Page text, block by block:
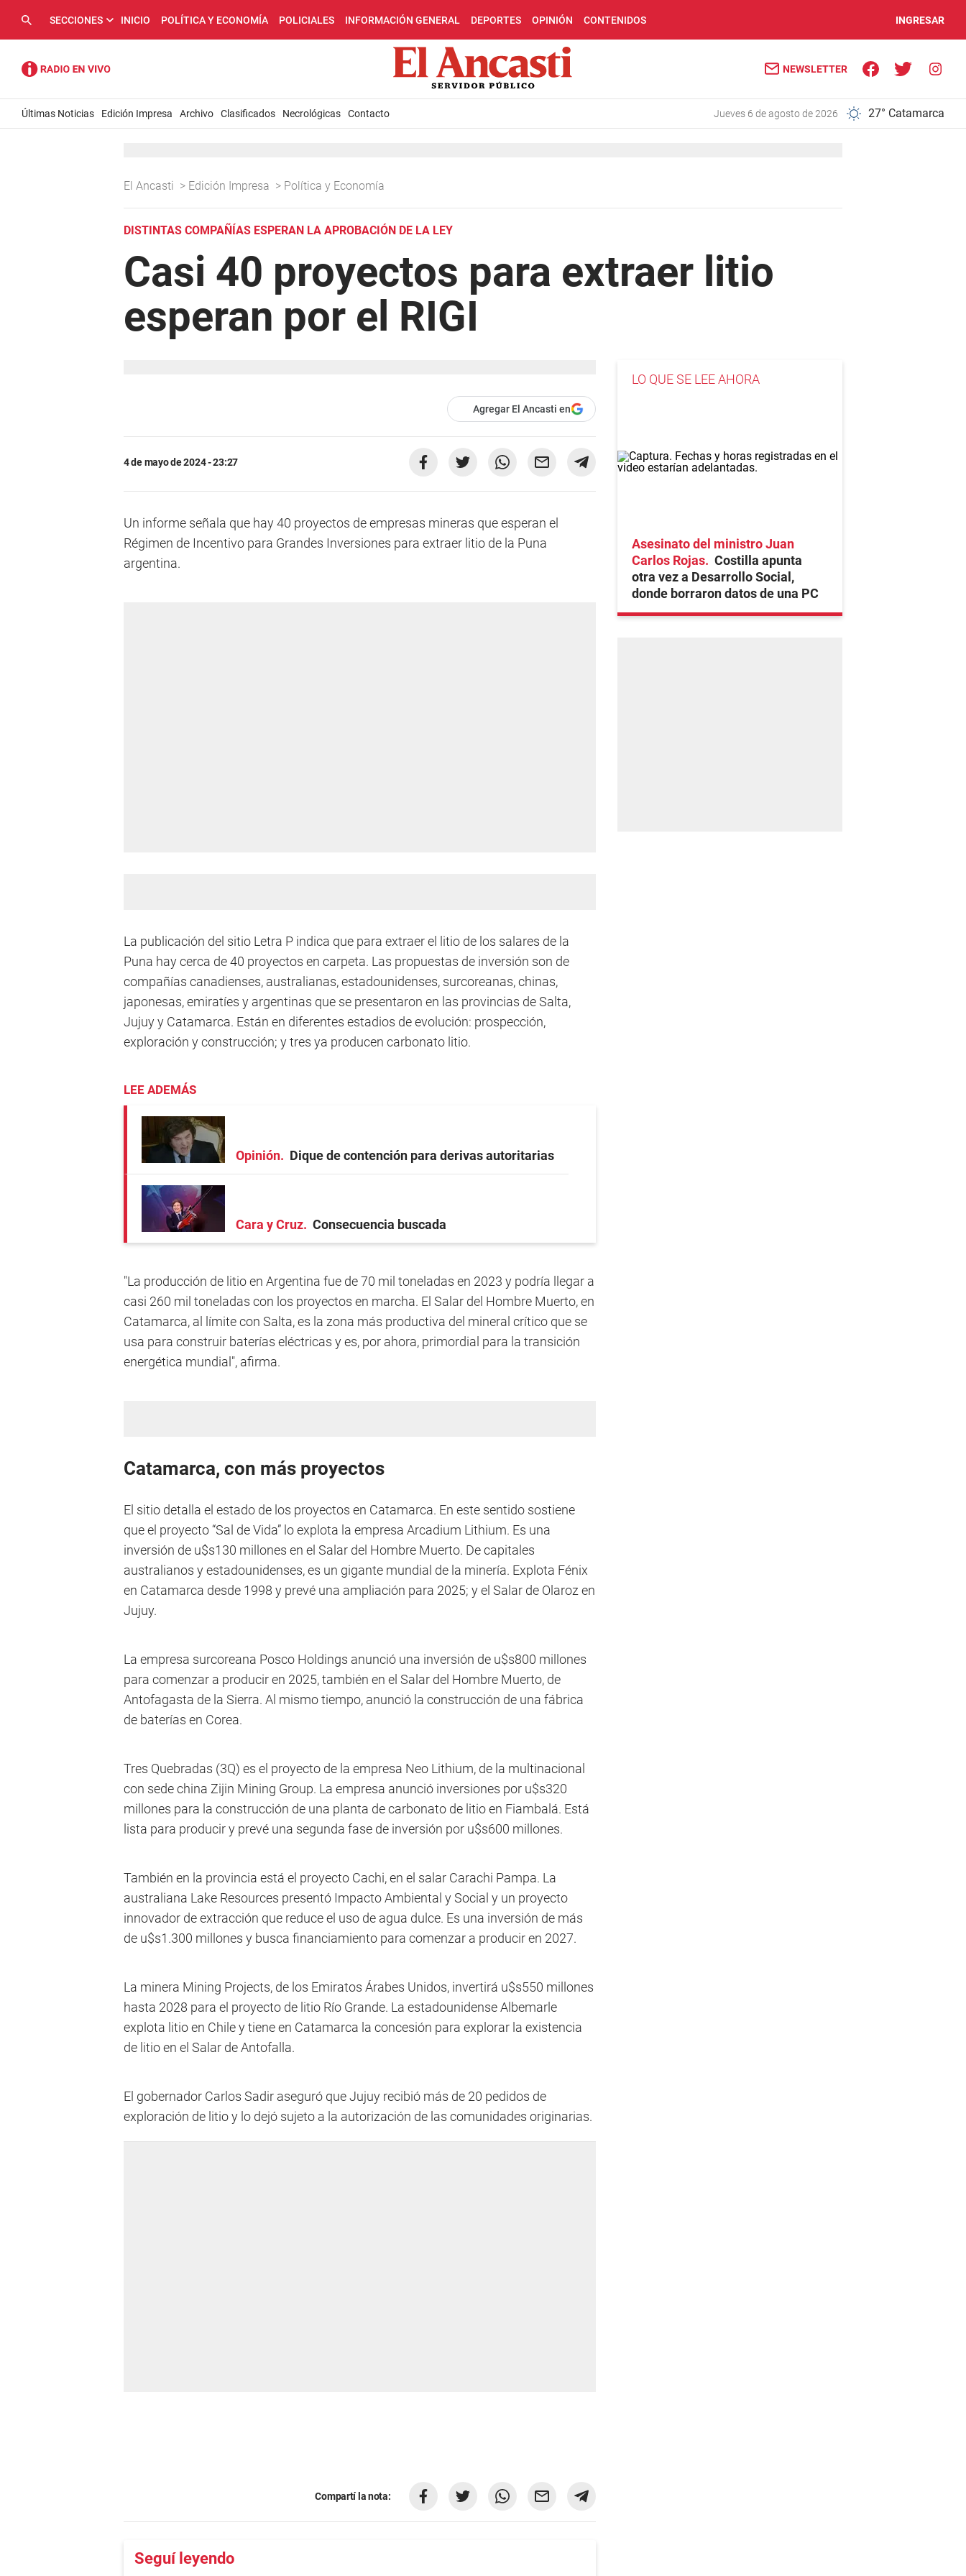
SECCIONES INICIO POLÍTICA Y ECONOMÍA POLICIALES INFORMACIÓN GENERAL DEPORTES OPINIÓN CONTENIDOS INGRESAR
NEWSLETTER
Últimas Noticias Edición Impresa Archivo Clasificados Necrológicas Contacto jueves 6 de agosto de 2026 27° Catamarca
El Ancasti > Edición Impresa > Política y Economía
DISTINTAS COMPAÑÍAS ESPERAN LA APROBACIÓN DE LA LEY
Casi 40 proyectos para extraer litio
esperan por el RIGI
Agregar El Ancasti en
4 de mayo de 2024 - 23:27
Un informe señala que hay 40 proyectos de empresas mineras que esperan el
Régimen de Incentivo para Grandes Inversiones para extraer litio de la Puna
argentina.
La publicación del sitio Letra P indica que para extraer el litio de los salares de la
Puna hay cerca de 40 proyectos en carpeta. Las propuestas de inversión son de
compañías canadienses, australianas, estadounidenses, surcoreanas, chinas,
japonesas, emiratíes y argentinas que se presentaron en las provincias de Salta,
Jujuy y Catamarca. Están en diferentes estadios de evolución: prospección,
exploración y construcción; y tres ya producen carbonato litio.
LEE ADEMÁS
Opinión Dique de contención para derivas autoritarias
Cara y Cruz Consecuencia buscada
"La producción de litio en Argentina fue de 70 mil toneladas en 2023 y podría llegar a
casi 260 mil toneladas con los proyectos en marcha. El Salar del Hombre Muerto, en
Catamarca, al límite con Salta, es la zona más productiva del mineral crítico que se
usa para construir baterías eléctricas y es, por ahora, primordial para la transición
energética mundial", afirma.
Catamarca, con más proyectos
El sitio detalla el estado de los proyectos en Catamarca. En este sentido sostiene
que el proyecto “Sal de Vida” lo explota la empresa Arcadium Lithium. Es una
inversión de u$s130 millones en el Salar del Hombre Muerto. De capitales
australianos y estadounidenses, es un gigante mundial de la minería. Explota Fénix
en Catamarca desde 1998 y prevé una ampliación para 2025; y el Salar de Olaroz en
Jujuy.
La empresa surcoreana Posco Holdings anunció una inversión de u$s800 millones
para comenzar a producir en 2025, también en el Salar del Hombre Muerto, de
Antofagasta de la Sierra. Al mismo tiempo, anunció la construcción de una fábrica
de baterías en Corea.
Tres Quebradas (3Q) es el proyecto de la empresa Neo Lithium, de la multinacional
con sede china Zijin Mining Group. La empresa anunció inversiones por u$s320
millones para la construcción de una planta de carbonato de litio en Fiambalá. Está
lista para producir y prevé una segunda fase de inversión por u$s600 millones.
También en la provincia está el proyecto Cachi, en el salar Carachi Pampa. La
australiana Lake Resources presentó Impacto Ambiental y Social y un proyecto
innovador de extracción que reduce el uso de agua dulce. Es una inversión de más
de u$s1.300 millones y busca financiamiento para comenzar a producir en 2027.
La minera Mining Projects, de los Emiratos Árabes Unidos, invertirá u$s550 millones
hasta 2028 para el proyecto de litio Río Grande. La estadounidense Albemarle
explota litio en Chile y tiene en Catamarca la concesión para explorar la existencia
de litio en el Salar de Antofalla.
El gobernador Carlos Sadir aseguró que Jujuy recibió más de 20 pedidos de
exploración de litio y lo dejó sujeto a la autorización de las comunidades originarias.
Compartí la nota:
Seguí leyendo
LO QUE SE LEE AHORA
Asesinato del ministro Juan
Carlos Rojas
Costilla apunta
otra vez a Desarrollo Social,
donde borraron datos de una PC